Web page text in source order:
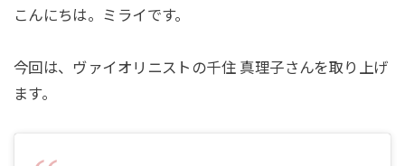
こんにちは。ミライです。
今回は、ヴァイオリニストの千住 真理子さんを取り上げ
ます。